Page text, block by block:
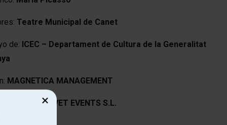
Teatre Municipal de Canet
de: ICEC – Departament de Cultura de la Generalitat
MAGNETICA MANAGEMENT
VELVET EVENTS S.L.
×